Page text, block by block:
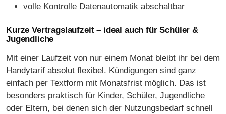
volle Kontrolle Datenautomatik abschaltbar
Kurze Vertragslaufzeit – ideal auch für Schüler &
Jugendliche
Mit einer Laufzeit von nur einem Monat bleibt ihr bei dem
Handytarif absolut flexibel. Kündigungen sind ganz
einfach per Textform mit Monatsfrist möglich. Das ist
besonders praktisch für Kinder, Schüler, Jugendliche
oder Eltern, bei denen sich der Nutzungsbedarf schnell